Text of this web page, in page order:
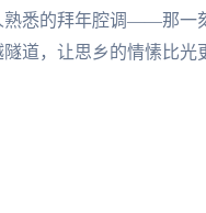
熟悉的拜年腔调——那一
道，让思乡的情愫比